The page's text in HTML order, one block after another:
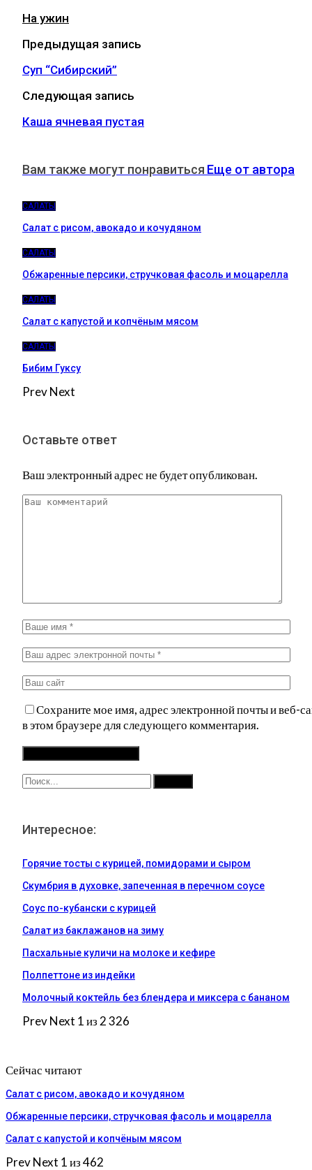
На ужин
Предыдущая запись
Суп “Сибирский”
Следующая запись
Каша ячневая пустая
Вам также могут понравиться Еще от автора
САЛАТЫ
Салат с рисом, авокадо и кочудяном
САЛАТЫ
Обжаренные персики, стручковая фасоль и моцарелла
САЛАТЫ
Салат с капустой и копчёным мясом
САЛАТЫ
Бибим Гуксу
PrevNext
Оставьте ответ
Ваш электронный адрес не будет опубликован.
Сохраните мое имя, адрес электронной почты и веб-
в этом браузере для следующего комментария.
Интересное:
Горячие тосты с курицей, помидорами и сыром
Скумбрия в духовке, запеченная в перечном соусе
Соус по-кубански с курицей
Салат из баклажанов на зиму
Пасхальные куличи на молоке и кефире
Полпеттоне из индейки
Молочный коктейль без блендера и миксера с бананом
PrevNext 1 из 2 326
Сейчас читают
Салат с рисом, авокадо и кочудяном
Обжаренные персики, стручковая фасоль и моцарелла
Салат с капустой и копчёным мясом
PrevNext 1 из 462